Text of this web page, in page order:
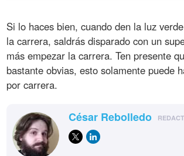
Si lo haces bien, cuando den la luz
la carrera, saldrás disparado con un
más empezar la carrera. Ten presente
bastante obvias, esto solamente puede
por carrera.
César Rebolledo